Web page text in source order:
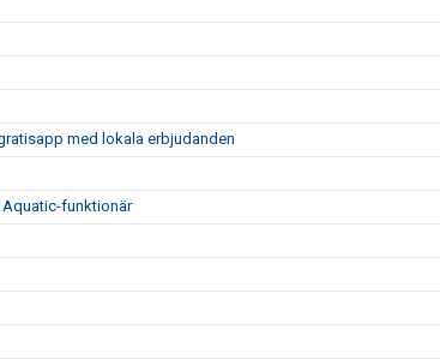
med lokala erbjudanden
funktionär